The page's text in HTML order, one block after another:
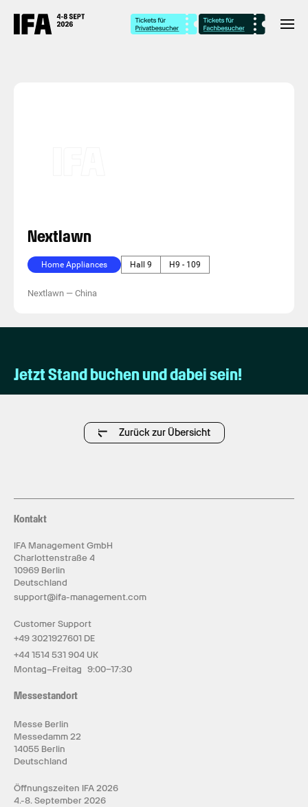
Nextlawn
Home Appliances Hall 9 H9 - 109
Nextlawn — China
Jetzt Stand buchen und dabei sein!
Zurück zur Übersicht
Kontakt
IFA Management GmbH
Charlottenstraße 4
10969 Berlin
Deutschland
support@ifa-management.com
Customer Support
+49 3021927601 DE
+44 1514 531 904 UK
Montag–Freitag 9:00–17:30
Messestandort
Messe Berlin
Messedamm 22
14055 Berlin
Deutschland
Öffnungszeiten IFA 2026
4.-8. September 2026